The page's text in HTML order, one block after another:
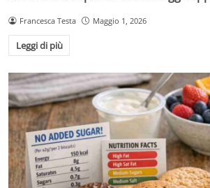
Francesca Testa Maggio 1, 2026
Leggi di più